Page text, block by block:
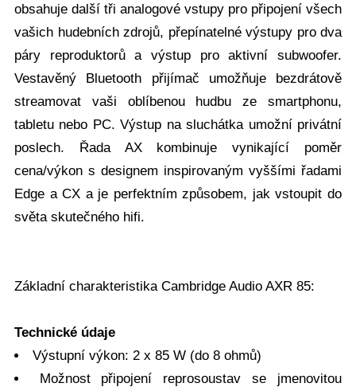
obsahuje další tři analogové vstupy pro připojení všech
vašich hudebních zdrojů, přepínatelné výstupy pro dva
páry reproduktorů a výstup pro aktivní subwoofer.
Vestavěný Bluetooth přijímač umožňuje bezdrátově
streamovat vaši oblíbenou hudbu ze smartphonu,
tabletu nebo PC. Výstup na sluchátka umožní privátní
poslech. Řada AX kombinuje vynikající poměr
cena/výkon s designem inspirovaným vyššími řadami
Edge a CX a je perfektním způsobem, jak vstoupit do
světa skutečného hifi.
Základní charakteristika Cambridge Audio AXR 85:
Technické údaje
Výstupní výkon: 2 x 85 W (do 8 ohmů)
Možnost připojení reprosoustav se jmenovitou